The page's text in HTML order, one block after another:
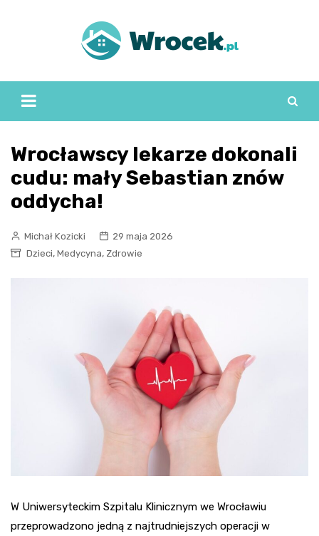
Wrocławscy lekarze dokonali
cudu: mały Sebastian znów
oddycha!
Michał Kozicki
29 maja 2026
Dzieci, Medycyna, Zdrowie
W Uniwersyteckim Szpitalu Klinicznym we Wrocławiu
przeprowadzono jedną z najtrudniejszych operacji w